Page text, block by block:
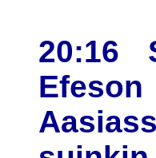
20:16